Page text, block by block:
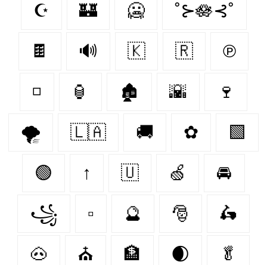
☪ 🏰 🥶 ˚⊱🪷⊰˚
🍫 🔊 🇰‌ 🇷‌ ℗
◽ 🏮 🏚 🌇 🍷
🌪️ 🇱🇦 🚚 ✿ 🟩
🟢 ↑ 🇺‌ 🍏 🚘
꧁ ▫ 🔮 🎅 🛵
🐽 ⛪ 🏦 🌒 🥬